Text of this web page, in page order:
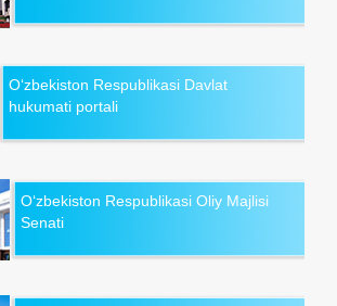
O‘zbekiston Respublikasi Davlat
hukumati portali
O‘zbekiston Respublikasi Oliy Majlisi
Senati